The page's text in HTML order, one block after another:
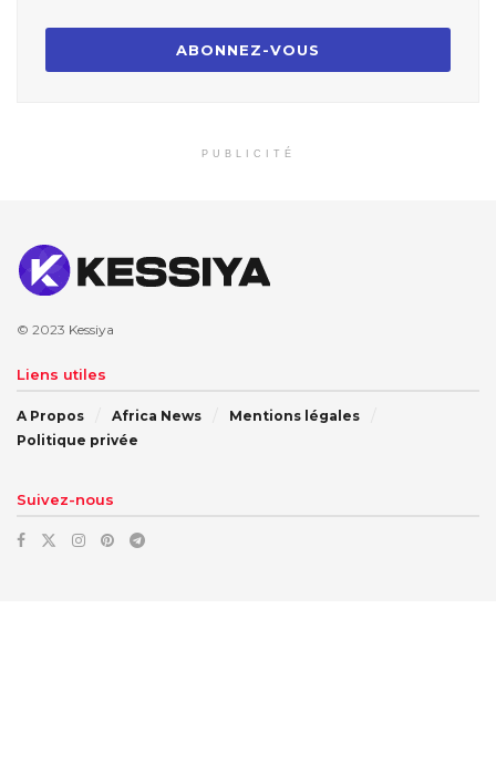
PUBLICITÉ
© 2023 Kessiya
Liens utiles
A Propos Africa News
Mentions légales
Politique privée
Suivez-nous